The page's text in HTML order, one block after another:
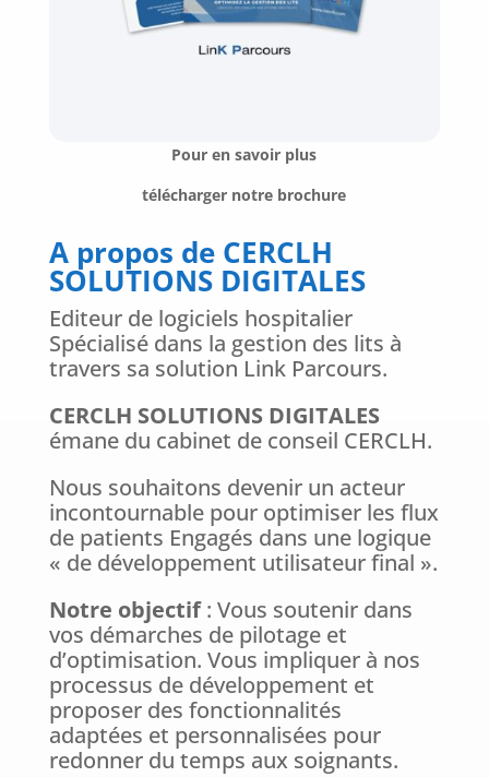
Pour en savoir plus
télécharger notre brochure
A propos de CERCLH
SOLUTIONS DIGITALES
Editeur de logiciels hospitalier
Spécialisé dans la gestion des lits à
travers sa solution Link Parcours.
CERCLH SOLUTIONS DIGITALES
émane du cabinet de conseil CERCLH.
Nous souhaitons devenir un acteur
incontournable pour optimiser les flux
de patients Engagés dans une logique
« de développement utilisateur final ».
Notre objectif: Vous soutenir dans
vos démarches de pilotage et
d’optimisation. Vous impliquer à nos
processus de développement et
proposer des fonctionnalités
adaptées et personnalisées pour
redonner du temps aux soignants.